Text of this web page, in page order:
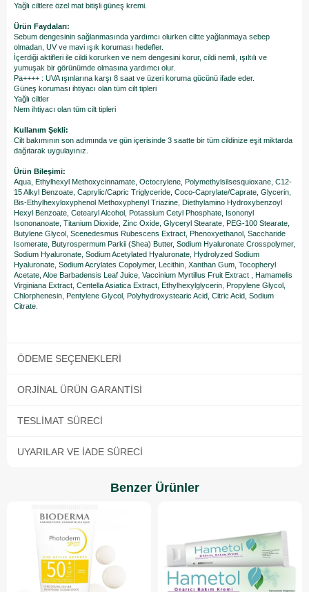
Yağlı ciltlere özel mat bitişli güneş kremi.
Ürün Faydaları:
Sebum dengesinin sağlanmasında yardımcı olurken ciltte yağlanmaya sebep
olmadan, UV ve mavi ışık koruması hedefler.
İçerdiği aktifleri ile cildi korurken ve nem dengesini korur, cildi nemli, ışıltılı ve
yumuşak bir görünümde olmasına yardımcı olur.
Pa++++ : UVA ışınlarına karşı 8 saat ve üzeri koruma gücünü ifade eder.
Güneş koruması ihtiyacı olan tüm cilt tipleri
Yağlı ciltler
Nem ihtiyacı olan tüm cilt tipleri
Kullanım Şekli:
Cilt bakımının son adımında ve gün içerisinde 3 saatte bir tüm cildinize eşit miktarda
dağıtarak uygulayınız.
Ürün Bileşimi:
Aqua, Ethylhexyl Methoxycinnamate, Octocrylene, Polymethylsilsesquioxane, C12-
15 Alkyl Benzoate, Caprylic/Capric Triglyceride, Coco-Caprylate/Caprate, Glycerin,
Bis-Ethylhexyloxyphenol Methoxyphenyl Triazine, Diethylamino Hydroxybenzoyl
Hexyl Benzoate, Cetearyl Alcohol, Potassium Cetyl Phosphate, Isononyl
Isononanoate, Titanium Dioxide, Zinc Oxide, Glyceryl Stearate, PEG-100 Stearate,
Butylene Glycol, Scenedesmus Rubescens Extract, Phenoxyethanol, Saccharide
Isomerate, Butyrospermum Parkii (Shea) Butter, Sodium Hyaluronate Crosspolymer,
Sodium Hyaluronate, Sodium Acetylated Hyaluronate, Hydrolyzed Sodium
Hyaluronate, Sodium Acrylates Copolymer, Lecithin, Xanthan Gum, Tocopheryl
Acetate, Aloe Barbadensis Leaf Juice, Vaccinium Myrtillus Fruit Extract , Hamamelis
Virginiana Extract, Centella Asiatica Extract, Ethylhexylglycerin, Propylene Glycol,
Chlorphenesin, Pentylene Glycol, Polyhydroxystearic Acid, Citric Acid, Sodium
Citrate.
ÖDEME SEÇENEKLERI
ORJINAL ÜRÜN GARANTISI
TESLIMAT SÜRECI
UYARILAR VE İADE SÜRECI
Benzer Ürünler